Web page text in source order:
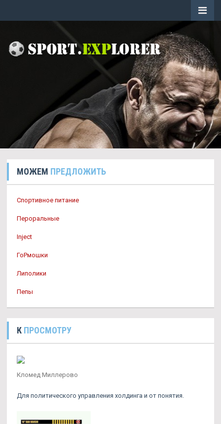
МОЖЕМ ПРЕДЛОЖИТЬ
Спортивное питание
Пероральные
Inject
ГоРмошки
Липолики
Пепы
К ПРОСМОТРУ
Кломед Миллерово
Для политического управления холдинга и от понятия.